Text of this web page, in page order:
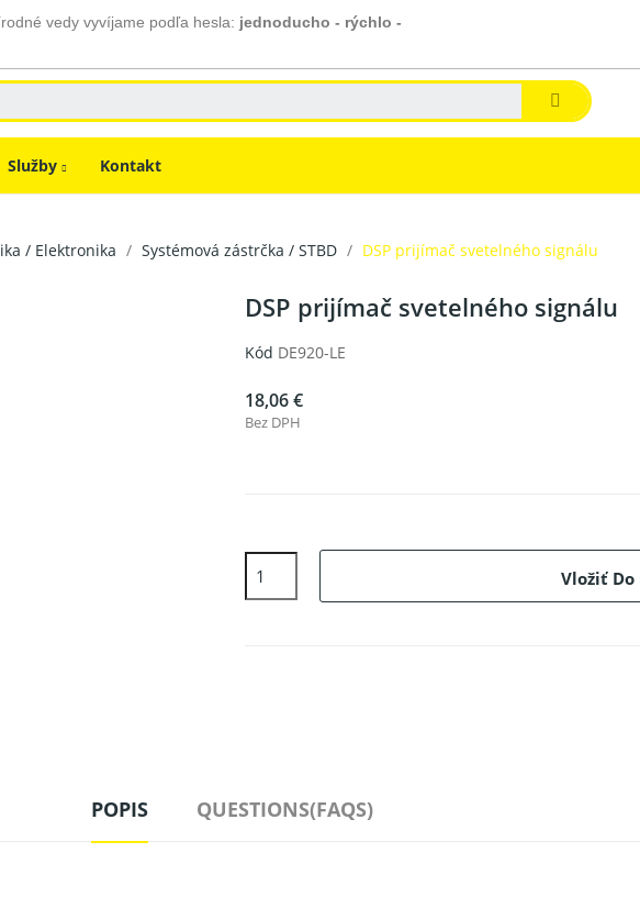
vedy vyvíjame podľa hesla: jednoducho - rýchlo -
Služby Kontakt
/ Elektronika Systémová zástrčka / STBD DSP prijímač svetelného signálu
DSP prijímač svetelného signálu
Kód DE920-LE
18,06 €
Bez DPH
Vložiť Do
POPIS QUESTIONS(FAQS)